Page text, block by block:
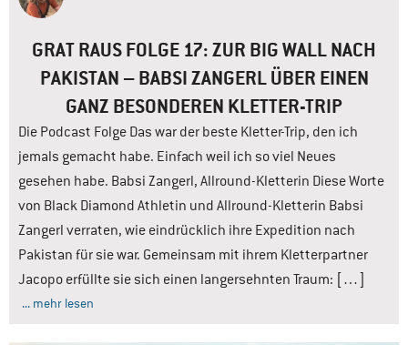
GRAT RAUS FOLGE 17: ZUR BIG WALL NACH
PAKISTAN – BABSI ZANGERL ÜBER EINEN
GANZ BESONDEREN KLETTER-TRIP
Die Podcast Folge Das war der beste Kletter-Trip, den ich
jemals gemacht habe. Einfach weil ich so viel Neues
gesehen habe. Babsi Zangerl, Allround-Kletterin Diese Worte
von Black Diamond Athletin und Allround-Kletterin Babsi
Zangerl verraten, wie eindrücklich ihre Expedition nach
Pakistan für sie war. Gemeinsam mit ihrem Kletterpartner
Jacopo erfüllte sie sich einen langersehnten Traum: […]
... mehr lesen